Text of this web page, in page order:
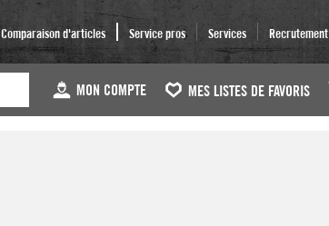
Comparaison d'articles Service pros Services Recrutement
MON COMPTE MES LISTES DE FAVORIS